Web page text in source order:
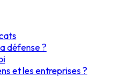
défense ?
et les entreprises ?